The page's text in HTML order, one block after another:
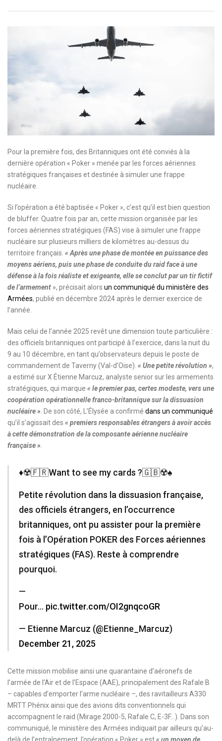
Pour la première fois, des Britanniques ont été conviés à la
dernière opération « Poker » menée par les forces aériennes
stratégiques françaises et destinée à simuler une frappe
nucléaire.
Si l’opération a été baptisée « Poker », c’est qu’il est bien question
de bluffer. Quatre fois par an, cette mission organisée par les
forces aériennes stratégiques (FAS) vise à simuler une frappe
nucléaire sur plusieurs milliers de kilomètres au-dessus du
territoire français. « Après une phase de montée en puissance des
moyens aériens, puis une phase de conduite du raid face à une
défense à la fois réaliste et exigeante, elle se conclut par un tir fictif
de l’armement », précisait alors un communiqué du ministère des
Armées, publié en décembre 2024 après le dernier exercice de
l’année.
Mais celui de l’année 2025 revêt une dimension toute particulière :
des officiels britanniques ont participé à l’exercice, dans la nuit du
9 au 10 décembre, en tant qu’observateurs depuis le poste de
commandement de Taverny (Val-d’Oise). « Une petite révolution »,
a estimé sur X Étienne Marcuz, analyste senior sur les armements
stratégiques, qui marque « le premier pas, certes modeste, vers une
coopération opérationnelle franco-britannique sur ladissuasion
nucléaire» . De son côté, L’Élysée a confirmé dans un communiqué
qu’il s’agissait des « premiers responsables étrangers à avoir accès
à cette démonstration de la composante aérienne nucléaire
française »
♦️☢️🇫🇷Want to see my cards ?🇬🇧☢️♠️
Petite révolution dans la dissuasion française,
des officiels étrangers, en l’occurrence
britanniques, ont pu assister pour la première
fois à l’Opération POKER des Forces aériennes
stratégiques (FAS). Reste à comprendre
pourquoi.
—
Pour… pic.twitter.com/OI2gnqcoGR
— Etienne Marcuz (@Etienne_Marcuz)
December 21, 2025
Cette mission mobilise ainsi une quarantaine d’aéronefs de
l’armée de l’Air et de l’Espace (AAE), principalement des Rafale B
– capables d’emporter l’arme nucléaire –, des ravitailleurs A330
MRTT Phénix ainsi que des avions dits conventionnels qui
accompagnent le raid (Mirage 2000-5, Rafale C, E-3F…). Dans son
communiqué, le ministère des Armées indiquait par ailleurs qu’au-